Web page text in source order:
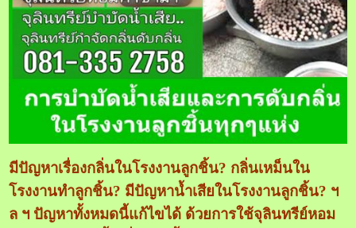
มีปัญหาเรื่องกลิ่นในโรงงานลูกชิ้น? กลิ่นเหม็นใน
โรงงานทำลูกชิ้น? มีปัญหาน้ำเสียในโรงงานลูกชิ้น? ฯ
ล ฯ ปัญหาทั้งหมดนี้แก้ไขได้ ด้วยการใช้จุลินทรีย์หอม